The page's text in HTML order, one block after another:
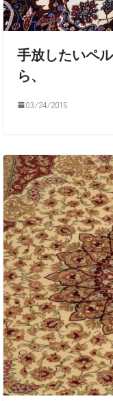
手放したいペ
ら、
03/24/2015